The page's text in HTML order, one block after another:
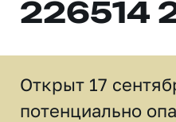
226514
Открыт 17
потенциально